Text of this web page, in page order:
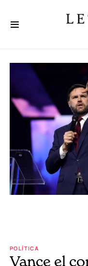
POLÍTICA
Vance el